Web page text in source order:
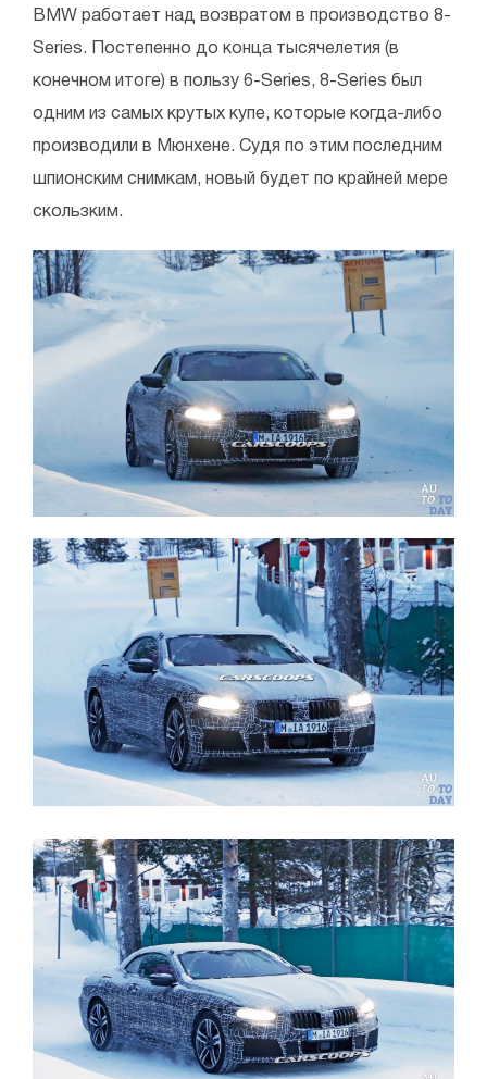
BMW работает над возвратом в производство 8-
Series. Постепенно до конца тысячелетия (в
конечном итоге) в пользу 6-Series, 8-Series был
одним из самых крутых купе, которые когда-либо
производили в Мюнхене. Судя по этим последним
шпионским снимкам, новый будет по крайней мере
скользким.